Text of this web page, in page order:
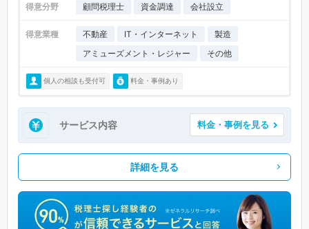
得意分野 顧問税理士 資金調達 会社設立
得意業種 不動産 IT・インターネット
製造
アミューズメント・レジャー
その他
個人の相談も受付可 料金・事例あり
サービス内容 料金・事例を見る
詳細を見る